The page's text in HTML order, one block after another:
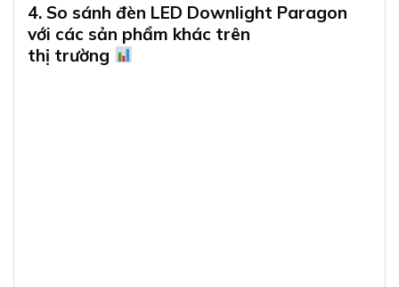
4. So sánh đèn LED Downlight Paragon
với các sản phẩm khác trên
thị trường